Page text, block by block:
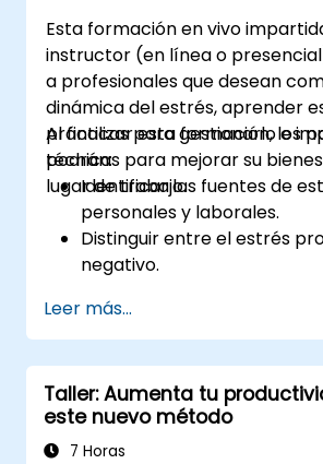
Esta formación en vivo
instructor (en línea o
a profesionales que desean
dinámica del estrés, aprender
prácticas para gestionarlo e
técnicas para mejorar su
lugar de trabajo.
Al finalizar esta formación, los
podrán:
Identificar las fuentes de
personales y laborales.
Distinguir entre el estrés
negativo.
gestionar el estrés.
Desarrollar resiliencia
de empoderamiento.
Leer más...
Taller: Aumenta tu
este nuevo método
7 Horas